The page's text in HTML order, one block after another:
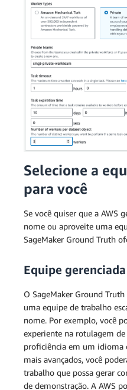
Selecione a
para você
Se você quiser que a AWS
nome ou aproveite uma
SageMaker Ground Truth
Equipe
O SageMaker Ground
uma equipe de trabalho
nome. Por exemplo, você
experiente na rotulagem
proficiência em um idioma
mais avançados, você
trabalho que possa gerar
de demonstração. A AWS